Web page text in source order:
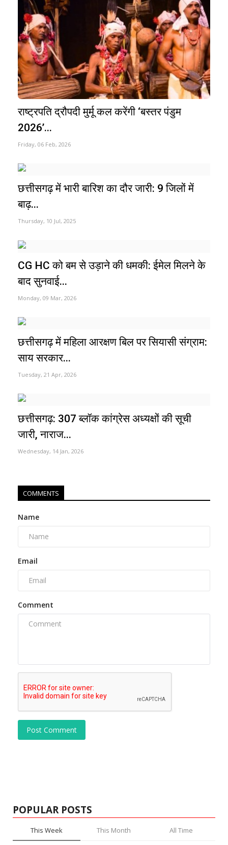
राष्ट्रपति द्रौपदी मुर्मू कल करेंगी ‘बस्तर पंडुम
2026’...
Friday, 06 Feb, 2026
छत्तीसगढ़ में भारी बारिश का दौर जारी: 9 जिलों में
बाढ़...
Thursday, 10 Jul, 2025
CG HC को बम से उड़ाने की धमकी: ईमेल मिलने के
बाद सुनवाई...
Monday, 09 Mar, 2026
छत्तीसगढ़ में महिला आरक्षण बिल पर सियासी संग्राम:
साय सरकार...
Tuesday, 21 Apr, 2026
छत्तीसगढ़: 307 ब्लॉक कांग्रेस अध्यक्षों की सूची
जारी, नाराज...
Wednesday, 14 Jan, 2026
COMMENTS
Name
Email
Comment
Post Comment
POPULAR POSTS
This Week This Month All Time